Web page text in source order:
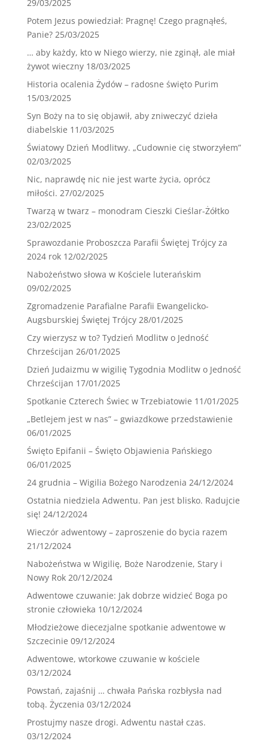
29/03/2025
Potem Jezus powiedział: Pragnę! Czego pragnąłeś,
Panie? 25/03/2025
… aby każdy, kto w Niego wierzy, nie zginął, ale miał
żywot wieczny 18/03/2025
Historia ocalenia Żydów – radosne święto Purim
15/03/2025
Syn Boży na to się objawił, aby zniweczyć dzieła
diabelskie 11/03/2025
Światowy Dzień Modlitwy. „Cudownie cię stworzyłem”
02/03/2025
Nic, naprawdę nic nie jest warte życia, oprócz
miłości. 27/02/2025
Twarzą w twarz – monodram Cieszki Cieślar-Żółtko
23/02/2025
Sprawozdanie Proboszcza Parafii Świętej Trójcy za
2024 rok 12/02/2025
Nabożeństwo słowa w Kościele luterańskim
09/02/2025
Zgromadzenie Parafialne Parafii Ewangelicko-
Augsburskiej Świętej Trójcy 28/01/2025
Czy wierzysz w to? Tydzień Modlitw o Jedność
Chrześcijan 26/01/2025
Dzień Judaizmu w wigilię Tygodnia Modlitw o Jedność
Chrześcijan 17/01/2025
Spotkanie Czterech Świec w Trzebiatowie 11/01/2025
„Betlejem jest w nas” – gwiazdkowe przedstawienie
06/01/2025
Święto Epifanii – Święto Objawienia Pańskiego
06/01/2025
24 grudnia – Wigilia Bożego Narodzenia 24/12/2024
Ostatnia niedziela Adwentu. Pan jest blisko. Radujcie
się! 24/12/2024
Wieczór adwentowy – zaproszenie do bycia razem
21/12/2024
Nabożeństwa w Wigilię, Boże Narodzenie, Stary i
Nowy Rok 20/12/2024
Adwentowe czuwanie: Jak dobrze widzieć Boga po
stronie człowieka 10/12/2024
Młodzieżowe diecezjalne spotkanie adwentowe w
Szczecinie 09/12/2024
Adwentowe, wtorkowe czuwanie w kościele
03/12/2024
Powstań, zajaśnij … chwała Pańska rozbłysła nad
tobą. Życzenia 03/12/2024
Prostujmy nasze drogi. Adwentu nastał czas.
03/12/2024